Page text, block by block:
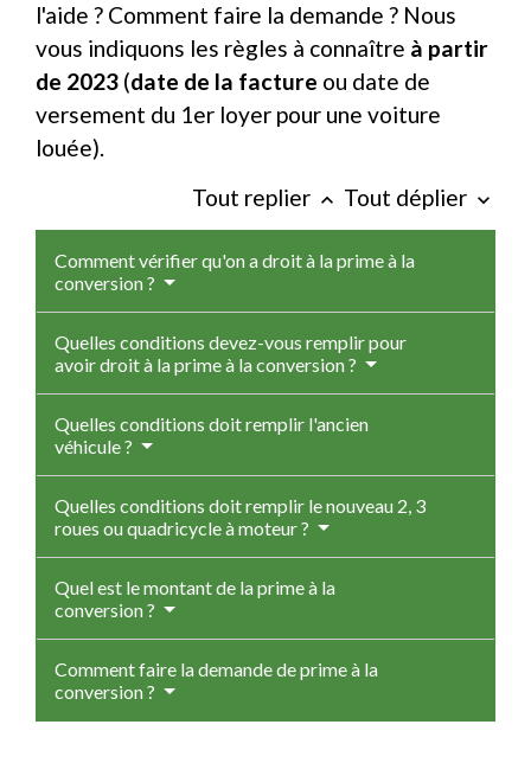
l'aide ? Comment faire la demande ? Nous
vous indiquons les règles à connaître à partir
de 2023 (date de la facture ou date de
versement du 1er loyer pour une voiture
louée).
Tout replier keyboard_arrow_up Tout déplier keyboard_arrow_down
Comment vérifier qu'on a droit à la prime à la
conversion ?
Quelles conditions devez-vous remplir pour
avoir droit à la prime à la conversion ?
Quelles conditions doit remplir l'ancien
véhicule ?
Quelles conditions doit remplir le nouveau 2, 3
roues ou quadricycle à moteur ?
Quel est le montant de la prime à la
conversion ?
Comment faire la demande de prime à la
conversion ?